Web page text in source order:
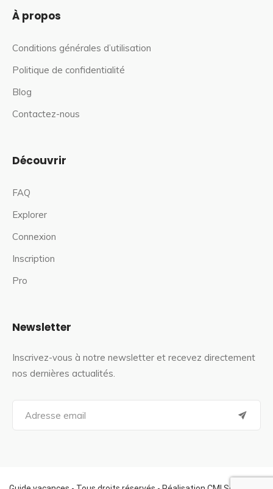
À propos
Conditions générales d’utilisation
Politique de confidentialité
Blog
Contactez-nous
Découvrir
FAQ
Explorer
Connexion
Inscription
Pro
Newsletter
Inscrivez-vous à notre newsletter et recevez directement
nos dernières actualités.
a
f